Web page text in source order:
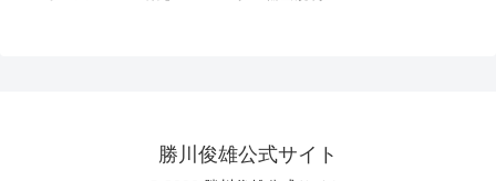
勝川俊雄公式サイト